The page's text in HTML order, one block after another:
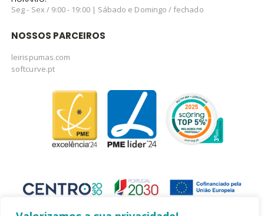
Seg - Sex / 9:00 - 19:00 | Sábado e Domingo / fechado
NOSSOS PARCEIROS
leirispumas.com
softcurve.pt